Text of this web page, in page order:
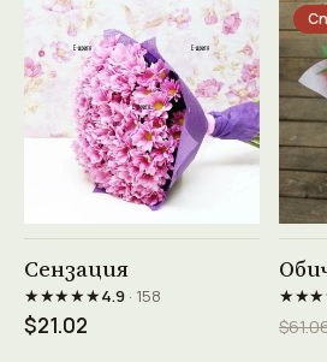
Сензация
★★★★★4.9· 158
$21.02